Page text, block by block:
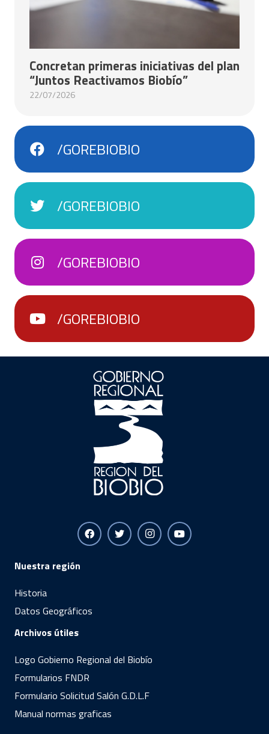
Concretan primeras iniciativas del plan
“Juntos Reactivamos Biobío”
22/07/2026
/GOREBIOBIO
/GOREBIOBIO
/GOREBIOBIO
/GOREBIOBIO
Nuestra región
Historia
Datos Geográficos
Archivos útiles
Logo Gobierno Regional del Biobío
Formularios FNDR
Formulario Solicitud Salón G.D.L.F
Manual normas graficas